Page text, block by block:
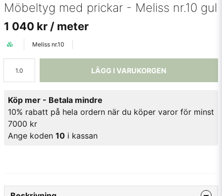
Möbeltyg med prickar - Meliss nr.10 gul
1 040 kr / meter
Meliss nr.10
LÄGG I VARUKORGEN
Köp mer - Betala mindre
10% rabatt på hela ordern när du köper varor för minst
7000 kr
Ange koden 10 i kassan